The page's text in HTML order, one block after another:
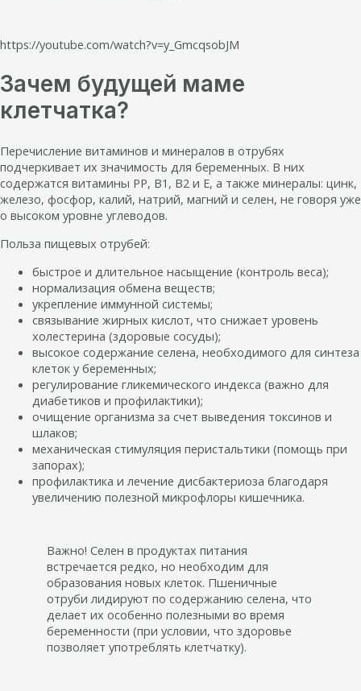
https://youtube.com/watch?v=y_GmcqsobJM
Зачем будущей маме
клетчатка?
Перечисление витаминов и минералов в отрубях
подчеркивает их значимость для беременных. В них
содержатся витамины РР, В1, В2 и Е, а также минералы: цинк,
железо, фосфор, калий, натрий, магний и селен, не говоря уже
о высоком уровне углеводов.
Польза пищевых отрубей:
быстрое и длительное насыщение (контроль веса);
нормализация обмена веществ;
укрепление иммунной системы;
связывание жирных кислот, что снижает уровень
холестерина (здоровые сосуды);
высокое содержание селена, необходимого для синтеза
клеток у беременных;
регулирование гликемического индекса (важно для
диабетиков и профилактики);
очищение организма за счет выведения токсинов и
шлаков;
механическая стимуляция перистальтики (помощь при
запорах);
профилактика и лечение дисбактериоза благодаря
увеличению полезной микрофлоры кишечника.
Важно! Селен в продуктах питания
встречается редко, но необходим для
образования новых клеток. Пшеничные
отруби лидируют по содержанию селена, что
делает их особенно полезными во время
беременности (при условии, что здоровье
позволяет употреблять клетчатку).